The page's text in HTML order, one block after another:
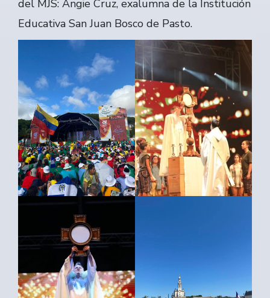
del MJS: Angie Cruz, exalumna de la Institución
Educativa San Juan Bosco de Pasto.